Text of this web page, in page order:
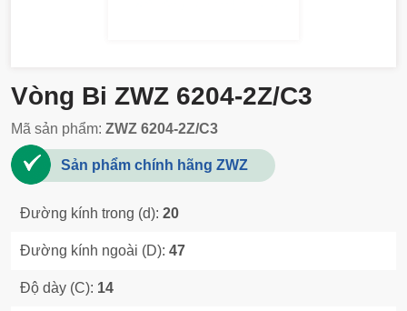
Vòng Bi ZWZ 6204-2Z/C3
Mã sản phẩm: ZWZ 6204-2Z/C3
Sản phẩm chính hãng ZWZ
Đường kính trong (d): 20
Đường kính ngoài (D): 47
Độ dày (C): 14